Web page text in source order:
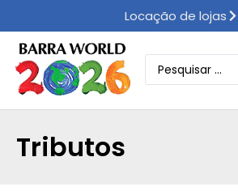
Locação de lojas
Tributos